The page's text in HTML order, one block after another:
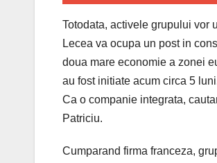
Totodata, activele grupului vor
Lecea va ocupa un post in
doua mare economie a zonei
au fost initiate acum circa 5
Ca o companie integrata,
Patriciu.
Cumparand firma franceza,